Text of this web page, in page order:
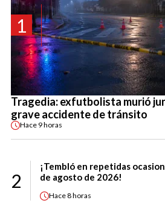
1
Tragedia: exfutbolista murió
grave accidente de tránsito
Hace 9 horas
2
¡Tembló en repetidas
de agosto de 2026!
Hace8 horas